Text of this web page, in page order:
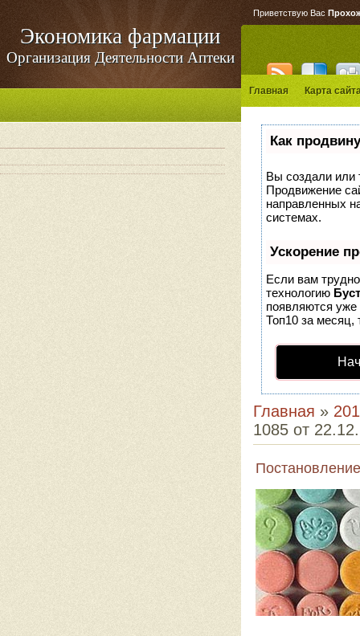
Экономика фармации
Организация Деятельности Аптеки
Приветствую Вас
Главная Карта
Как
Вы создали или
Продвижение
направленных
системах.
Ускорение
Если вам
технологию Буст
появляются уже
Топ10 за месяц,
Главная »
1085 от